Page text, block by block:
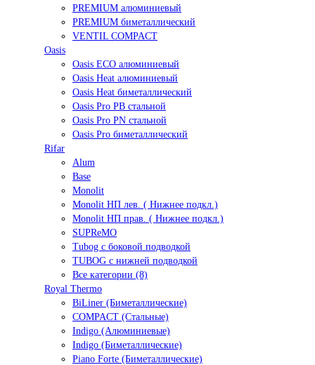
PREMIUM алюминиевый
PREMIUM биметаллический
VENTIL COMPACT
Oasis
Oasis ECO алюминиевый
Oasis Heat алюминиевый
Oasis Heat биметаллический
Oasis Pro PB стальной
Oasis Pro PN стальной
Oasis Pro биметаллический
Rifar
Alum
Base
Monolit
Monolit НП лев. ( Нижнее подкл.)
Monolit НП прав. ( Нижнее подкл.)
SUPReMO
Tubog с боковой подводкой
TUBOG с нижней подводкой
Все категории (8)
Royal Thermo
BiLiner (Биметаллические)
COMPACT (Стальные)
Indigo (Алюминиевые)
Indigo (Биметаллические)
Piano Forte (Биметаллические)